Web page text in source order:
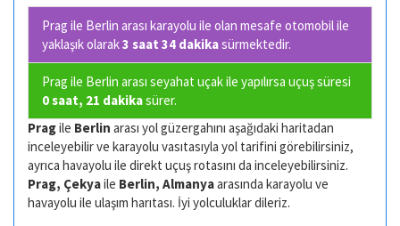
Prag ile Berlin arası karayolu ile olan mesafe otomobil ile
yaklaşık olarak3 saat 34 dakikasürmektedir.
Prag ile Berlin arası seyahat uçak ile yapılırsa uçuş süresi
0 saat, 21 dakikasürer.
Pragile Berlin arası yol güzergahını aşağıdaki haritadan
inceleyebilir ve karayolu vasıtasıyla yol tarifini görebilirsiniz,
ayrıca havayolu ile direkt uçuş rotasını da inceleyebilirsiniz.
Prag, Çekyaile Berlin, Almanyaarasında karayolu ve
havayolu ile ulaşım harıtası. İyi yolculuklar dileriz.